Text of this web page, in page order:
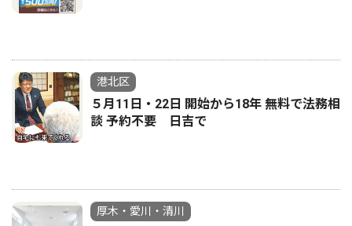
港北区
５月11日・22日 開始から18年 無料で法務相
談 予約不要 日吉で
厚木・愛川・清川